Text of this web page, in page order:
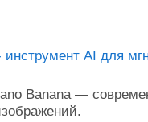
инструмент AI для
Banana —